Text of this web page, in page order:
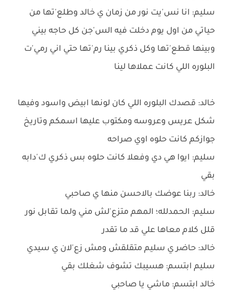
سليم: انا نس'يت نور من زمان ي خالد وطلع'تها من
حياتي من اول يوم دخلت فيه الس'جن كل حاجه بيني
وبينها قطع'تها وكل ذكري بينا رم'تها حتي اني رمي'ت
البلوره اللي كانت عملاها لينا
خالد: قصدك البلوره اللي كان لونها ابيض واسود وفيها
شكل عريس وعروسه ومكتوب عليها اسمكم وتاريخ
جوازكم كانت حلوه اوي صراحه
سليم: ايوا هي دي وفعلا كانت حلوه بس ذكري ك'دابه
بقي
خالد: ربنا عوضك بالاحسن منها ي صاحبي
سليم: الحمدلله؛ المهم متزع'لش مني ولما تقابل نور
قلل كلام معاها علي قد ما تقدر
خالد: حاضر ي سليم متقلقش ومش زع'لان ي سيدي
سليم ابتسم: هسيبك تشوف شغلك بقي
خالد ابتسم: ماشي يا صاحبي